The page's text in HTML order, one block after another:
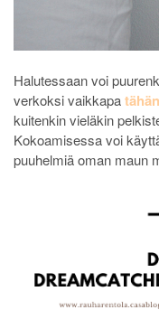
Halutessaan voi
verkoksi vaikkapatähän
kuitenkin vieläkin
Kokoamisessa voi
puuhelmiä oman maun